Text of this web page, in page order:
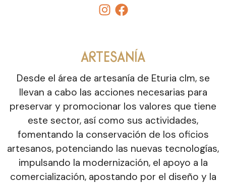
ARTESANÍA
Desde el área de artesanía de Eturia clm, se
llevan a cabo las acciones necesarias para
preservar y promocionar los valores que tiene
este sector, así como sus actividades,
fomentando la conservación de los oficios
artesanos, potenciando las nuevas tecnologías,
impulsando la modernización, el apoyo a la
comercialización, apostando por el diseño y la